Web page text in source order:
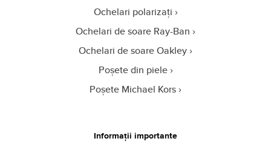
Ochelari polarizați
Ochelari de soare Ray-Ban
Ochelari de soare Oakley
Poșete din piele
Poșete Michael Kors
Informații importante